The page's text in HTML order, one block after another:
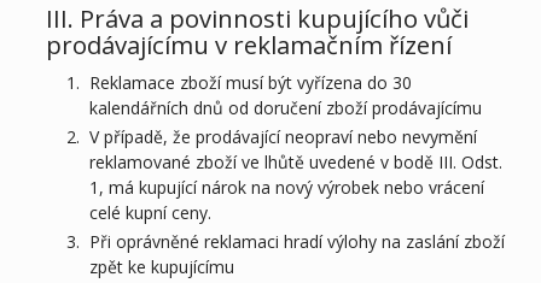
III. Práva a povinnosti kupujícího vůči
prodávajícímu v reklamačním řízení
Reklamace zboží musí být vyřízena do 30
kalendářních dnů od doručení zboží prodávajícímu
V případě, že prodávající neopraví nebo nevymění
reklamované zboží ve lhůtě uvedené v bodě III. Odst.
1, má kupující nárok na nový výrobek nebo vrácení
celé kupní ceny.
Při oprávněné reklamaci hradí výlohy na zaslání zboží
zpět ke kupujícímu